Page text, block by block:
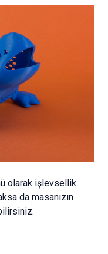
olarak işlevsellik
da masanızın